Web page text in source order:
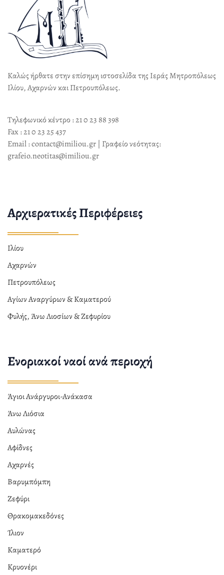
Καλώς ήρθατε στην επίσημη ιστοσελίδα της Ιεράς Μητροπόλεως
Ιλίου, Αχαρνών και Πετρουπόλεως.
Τηλεφωνικό κέντρο : 21 0 23 88 398
Fax : 21 0 23 25 437
Email : contact@imiliou.gr | Γραφείο νεότητας:
grafeio.neotitas@imiliou.gr
Αρχιερατικές Περιφέρειες
Ιλίου
Αχαρνών
Πετρουπόλεως
Αγίων Αναργύρων & Καματερού
Φυλής, Άνω Λιοσίων & Ζεφυρίου
Ενοριακοί ναοί ανά περιοχή
Άγιοι Ανάργυροι-Ανάκασα
Άνω Λιόσια
Αυλώνας
Αφίδνες
Αχαρνές
Βαρυμπόμπη
Ζεφύρι
Θρακομακεδόνες
Ίλιον
Καματερό
Κρυονέρι